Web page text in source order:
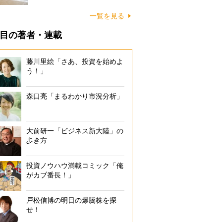
一覧を見る
の著者・連載
藤川里絵「さあ、投資を始めよ
う！」
森口亮「まるわかり市況分析」
大前研一「ビジネス新大陸」の
歩き方
投資ノウハウ満載コミック「俺
がカブ番長！」
戸松信博の明日の爆騰株を探
せ！